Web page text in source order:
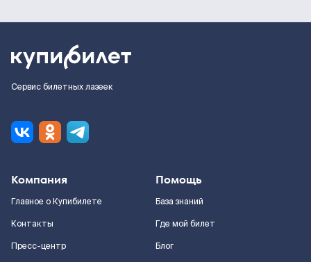
Сервис билетных лазеек
Компания
Главное о Купибилете
Контакты
Пресс-центр
Помощь
База знаний
Где мой билет
Блог